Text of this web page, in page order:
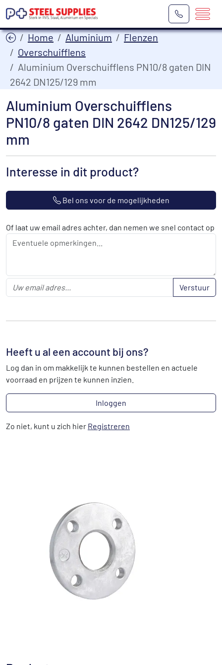
Home Aluminium
Flenzen
Overschuifflens
Aluminium Overschuifflens PN10/8 gaten DIN
2642 DN125/129 mm
Aluminium Overschuifflens
PN10/8 gaten DIN 2642 DN125/129
mm
Interesse in dit product?
Bel ons voor de mogelijkheden
Of laat uw email adres achter, dan nemen we snel contact op
Verstuur
Heeft u al een account bij ons?
Log dan in om makkelijk te kunnen bestellen en actuele
voorraad en prijzen te kunnen inzien.
Inloggen
Zo niet, kunt u zich hier Registreren